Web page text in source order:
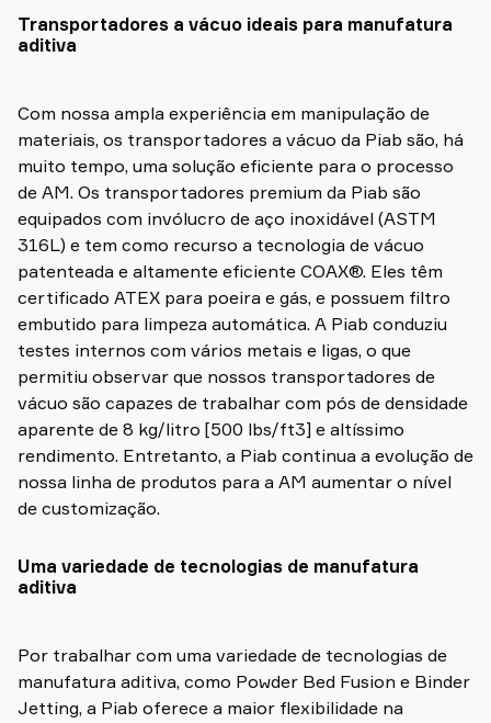
Transportadores a vácuo ideais para manufatura
aditiva
Com nossa ampla experiência em manipulação de
materiais, os transportadores a vácuo da Piab são, há
muito tempo, uma solução eficiente para o processo
de AM. Os transportadores premium da Piab são
equipados com invólucro de aço inoxidável (ASTM
316L) e tem como recurso a tecnologia de vácuo
patenteada e altamente eficiente COAX®. Eles têm
certificado ATEX para poeira e gás, e possuem filtro
embutido para limpeza automática. A Piab conduziu
testes internos com vários metais e ligas, o que
permitiu observar que nossos transportadores de
vácuo são capazes de trabalhar com pós de densidade
aparente de 8 kg/litro [500 lbs/ft3] e altíssimo
rendimento. Entretanto, a Piab continua a evolução de
nossa linha de produtos para a AM aumentar o nível
de customização.
Uma variedade de tecnologias de manufatura
aditiva
Por trabalhar com uma variedade de tecnologias de
manufatura aditiva, como Powder Bed Fusion e Binder
Jetting, a Piab oferece a maior flexibilidade na